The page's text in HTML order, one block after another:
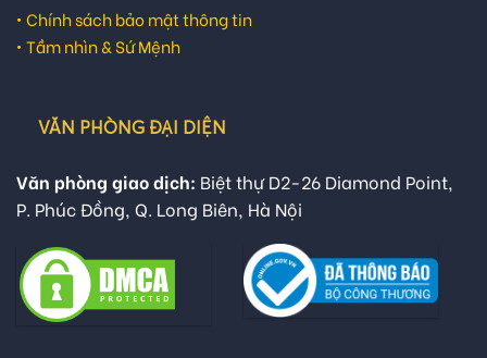
• Chính sách bảo mật thông tin
• Tầm nhìn & Sứ Mệnh
VĂN PHÒNG ĐẠI DIỆN
Văn phòng giao dịch: Biệt thự D2-26 Diamond Point,
P. Phúc Đồng, Q. Long Biên, Hà Nội